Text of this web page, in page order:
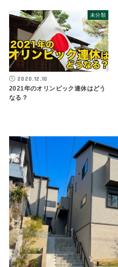
未分類
2020.12.10
2021年のオリンピック連休はどう
なる？